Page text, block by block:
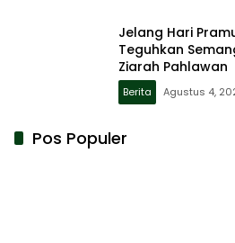
Jelang Hari
Teguhkan
Ziarah Pahlawan
Berita Agustus 4,
Pos Populer